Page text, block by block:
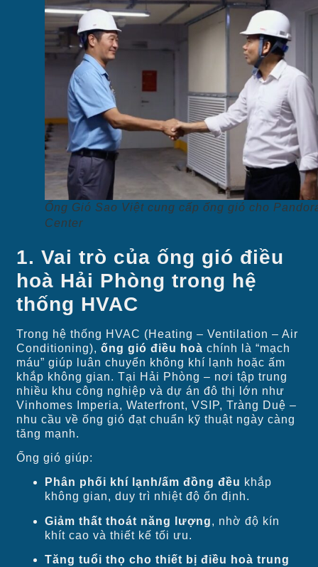
Ống Gió Sao Việt cung cấp ống gió cho
Center
1. Vai trò của ống gió điều
hoà Hải Phòng trong hệ
thống HVAC
Trong hệ thống HVAC (Heating – Ventilation – Air
Conditioning),ống gió điều hoà chính là “mạch
máu” giúp luân chuyển không khí lạnh hoặc ấm
khắp không gian. Tại Hải Phòng – nơi tập trung
nhiều khu công nghiệp và dự án đô thị lớn như
Vinhomes Imperia, Waterfront, VSIP, Tràng Duệ –
nhu cầu về ống gió đạt chuẩn kỹ thuật ngày càng
tăng mạnh.
Ống gió giúp:
Phân phối khí lạnh/ấm đồng đều khắp
không gian, duy trì nhiệt độ ổn định.
Giảm thất thoát năng lượng, nhờ độ kín
khít cao và thiết kế tối ưu.
Tăng tuổi thọ cho thiết bị điều hoà trung